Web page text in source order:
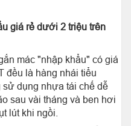
giá rẻ dưới 2 triệu trên
mác "nhập khẩu" có giá
đều là hàng nhái tiểu
dụng nhựa tái chế dễ
sau vài tháng và ben hơi
lút khi ngồi.